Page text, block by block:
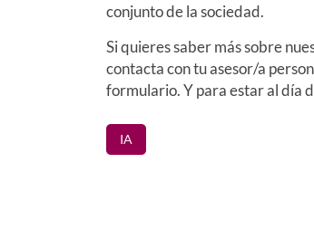
conjunto de la sociedad.
Si quieres saber más sobre
contacta con tu asesor/a
formulario. Y para estar al día
IA